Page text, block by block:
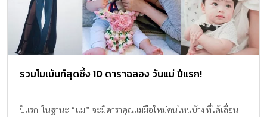
รวมโมเม้นท์สุดซึ้ง 10 ดาราฉลอง วันแม่ ปีแรก!
ปีแรก..ในฐานะ “แม่” จะมีดาราคุณแม่มือใหม่คนไหนบ้าง ที่ได้เลื่อน